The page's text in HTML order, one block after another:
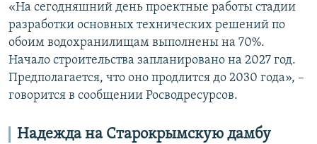
«На сегодняшний день проектные работы стадии
разработки основных технических решений по
обоим водохранилищам выполнены на 70%.
Начало строительства запланировано на 2027 год.
Предполагается, что оно продлится до 2030 года», –
говорится в сообщении Росводресурсов.
Надежда на Старокрымскую дамбу